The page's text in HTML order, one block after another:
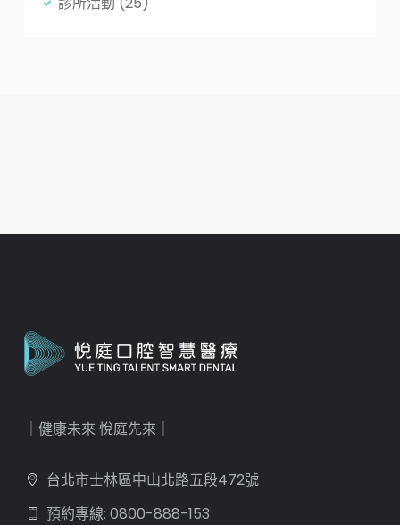
｜健康未來 悅庭先來｜
台北市士林區中山北路五段472號
預約專線: 0800-888-153